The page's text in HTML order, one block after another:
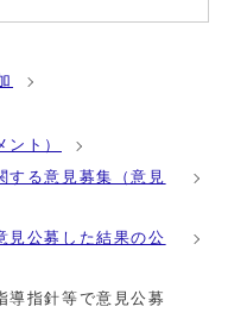
ト）
する意見募集（意見
見公募した結果の公
指針等で意見公募